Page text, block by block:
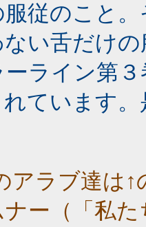
従のこと
い舌だけ
ライン第
ています
アラブ達は
ー（「私た